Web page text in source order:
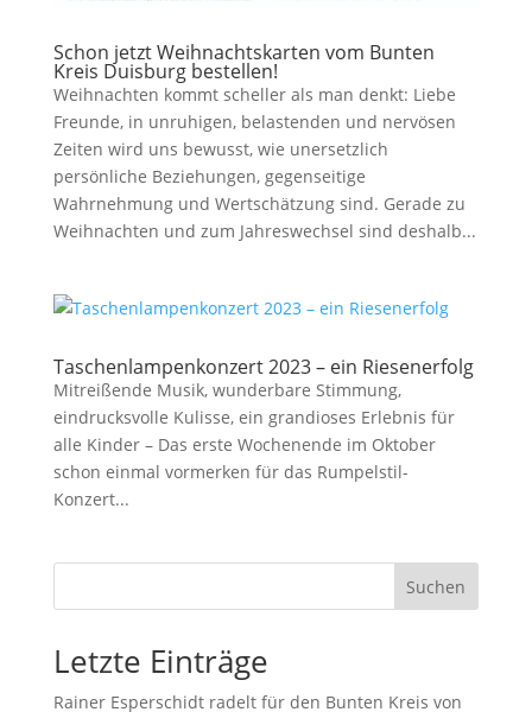
Schon jetzt Weihnachtskarten vom Bunten
Kreis Duisburg bestellen!
Weihnachten kommt scheller als man denkt: Liebe
Freunde, in unruhigen, belastenden und nervösen
Zeiten wird uns bewusst, wie unersetzlich
persönliche Beziehungen, gegenseitige
Wahrnehmung und Wertschätzung sind. Gerade zu
Weihnachten und zum Jahreswechsel sind deshalb...
Taschenlampenkonzert 2023 – ein Riesenerfolg
Mitreißende Musik, wunderbare Stimmung,
eindrucksvolle Kulisse, ein grandioses Erlebnis für
alle Kinder – Das erste Wochenende im Oktober
schon einmal vormerken für das Rumpelstil-
Konzert...
Suchen
Letzte Einträge
Rainer Esperschidt radelt für den Bunten Kreis von